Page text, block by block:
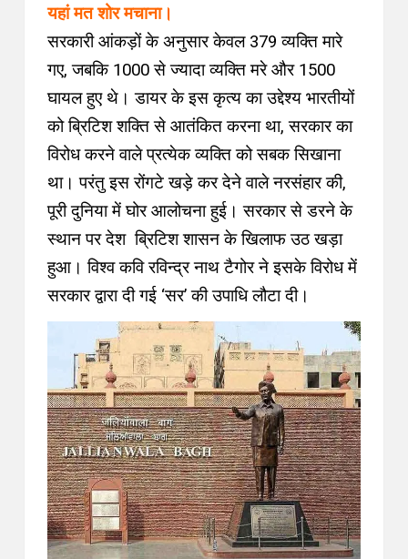
यहां मत शोर मचाना।
सरकारी आंकड़ों के अनुसार केवल 379 व्यक्ति मारे
गए, जबकि 1000 से ज्यादा व्यक्ति मरे और 1500
घायल हुए थे। डायर के इस कृत्य का उद्देश्य भारतीयों
को ब्रिटिश शक्ति से आतंकित करना था, सरकार का
विरोध करने वाले प्रत्येक व्यक्ति को सबक सिखाना
था। परंतु इस रोंगटे खड़े कर देने वाले नरसंहार की,
पूरी दुनिया में घोर आलोचना हुई। सरकार से डरने के
स्थान पर देश ब्रिटिश शासन के खिलाफ उठ खड़ा
हुआ। विश्व कवि रविन्द्र नाथ टैगोर ने इसके विरोध में
सरकार द्वारा दी गई ‘सर’ की उपाधि लौटा दी।